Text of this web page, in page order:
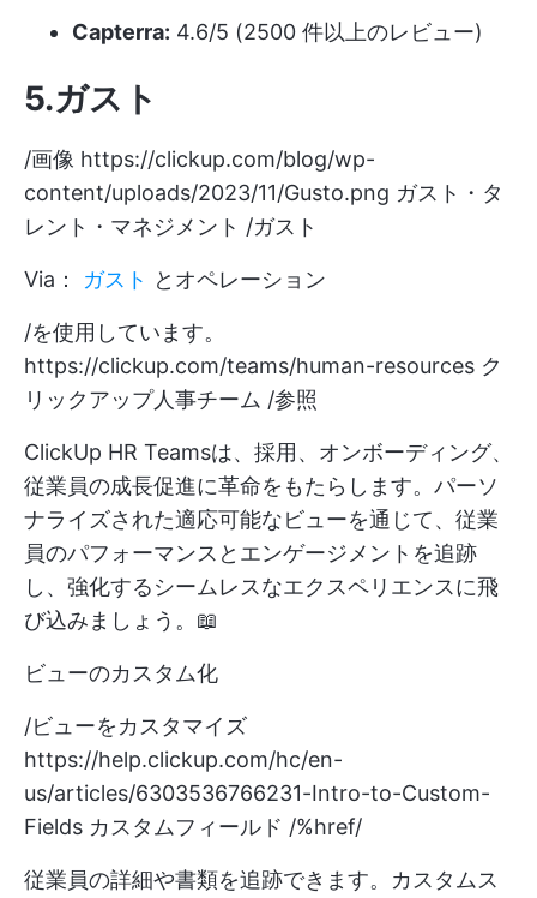
Capterra: 4.6/5 (2500 件以上のレビュー)
5.ガスト
/画像 https://clickup.com/blog/wp-
content/uploads/2023/11/Gusto.png ガスト・タ
レント・マネジメント /ガスト
Via： ガスト とオペレーション
/を使用しています。
https://clickup.com/teams/human-resources ク
リックアップ人事チーム /参照
ClickUp HR Teamsは、採用、オンボーディング、
従業員の成長促進に革命をもたらします。パーソ
ナライズされた適応可能なビューを通じて、従業
員のパフォーマンスとエンゲージメントを追跡
し、強化するシームレスなエクスペリエンスに飛
び込みましょう。📖
ビューのカスタム化
/ビューをカスタマイズ
https://help.clickup.com/hc/en-
us/articles/6303536766231-Intro-to-Custom-
Fields カスタムフィールド /%href/
従業員の詳細や書類を追跡できます。カスタムス